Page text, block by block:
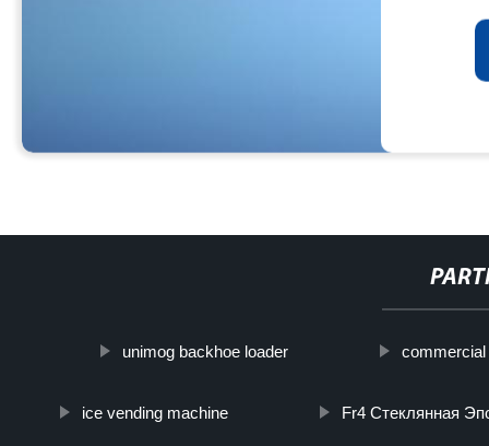
unimog backhoe loader
ice vending machine Fr4 Стеклянная